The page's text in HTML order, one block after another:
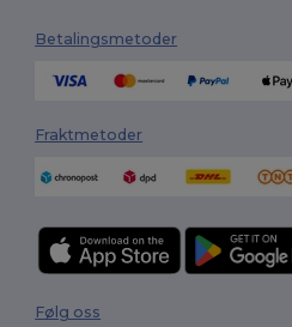
Betalingsmetoder
Fraktmetoder
Følg oss